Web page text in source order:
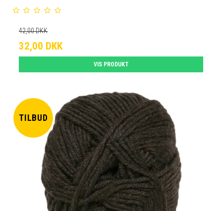
42,00 DKK
32,00 DKK
VIS PRODUKT
TILBUD